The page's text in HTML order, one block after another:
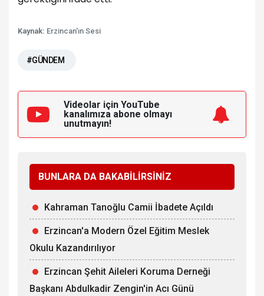
Kaynak: Erzincan'ın Sesi
#GÜNDEM
Videolar için YouTube
kanalımıza abone olmayı
unutmayın!
BUNLARA DA BAKABİLİRSİNİZ
Kahraman Tanoğlu Camii İbadete Açıldı
Erzincan'a Modern Özel Eğitim Meslek
Okulu Kazandırılıyor
Erzincan Şehit Aileleri Koruma Derneği
Başkanı Abdulkadir Zengin'in Acı Günü